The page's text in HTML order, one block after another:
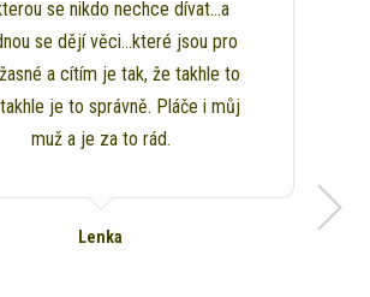
se nikdo nechce dívat…a
se dějí věci...které jsou pro
a cítím je tak, že takhle to
je to správně. Pláče i můj
muž a je za to rád.
Lenka